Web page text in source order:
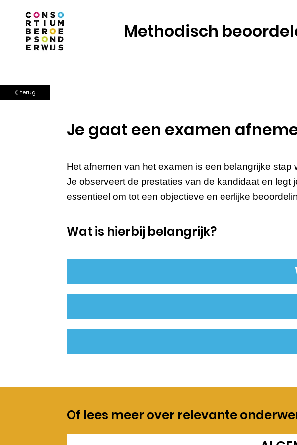
Methodisch
terug
Je gaat een examen
Het afnemen van het examen is een belangrijke
Je observeert de prestaties van de kandidaat en
essentieel om tot een objectieve en eerlijke
Wat is hierbij belangrijk?
Of lees meer over relevante